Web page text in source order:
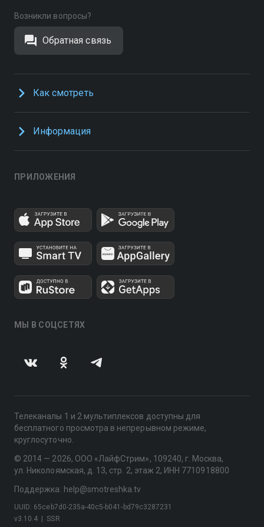
Возникли вопросы?
Обратная связь
Как смотреть
Информация
ПРИЛОЖЕНИЯ
МЫ В СОЦСЕТЯХ
Телеканалы 1 и 2 мультиплексов доступны для
бесплатного просмотра в непрерывном режиме,
круглосуточно.
© 2014 — 2026, ООО «ЛайфСтрим», 109240, г. Москва,
ул. Николоямская, д. 13, стр. 2, этаж 2, ИНН 7710918800
Поддержка: help@smotreshka.tv
v3.10.4 SSR
UUID: 65ceb7d0-235a-40c5-b041-bd79c3287231